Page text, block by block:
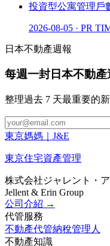
投資型公寓管理戶
2026-08-05 · PR
日本不動產週報
每週一封日本不動產
整理過去 7 天最重要的
東京媽媽 J&E
東京住宅資產管理
株式会社ジャレント・
Jellent & Erin Group
公司介紹 →
代管服務
不動產代管納稅管理人
不動產知識